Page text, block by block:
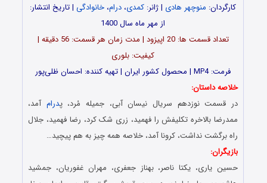
کارگردان: منوچهر هادی | ژانر: کمدی، درام، خانوادگی | تاریخ انتشار:
از مهر ماه سال 1400
تعداد قسمت ها: 20 اپیزود | مدت زمان هر قسمت: 56 دقیقه |
کیفیت: بلوری
فرمت: MP4 | محصول کشور ایران | تهیه کننده: احسان ظلی‌پور
خلاصه داستان:
در قسمت نوزدهم سریال نیسان آبی، جمیله مُرد، پدرام آمد،
ممدرضا بالاخره تکلیفش را فهمید، زری شک کرد، رضا فهمید، جلال
راه برگشت نداشت، کرونا آمد، خلاصه همه چیز به هم پیچید…
بازیگران:
حسین یاری، یکتا ناصر، بهناز جعفری، مهران غفوریان، جمشید